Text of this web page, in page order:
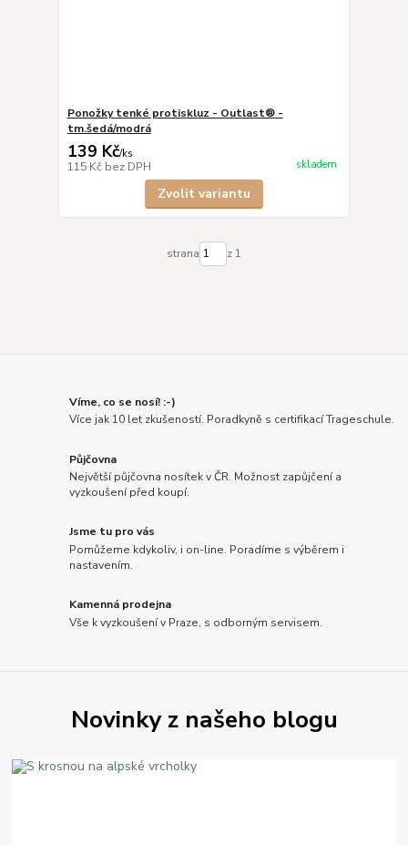
Ponožky tenké protiskluz - Outlast® -
tm.šedá/modrá
139 Kč/ks
115 Kč bez DPH skladem
Zvolit variantu
strana z 1
Víme, co se nosí! :-)
Více jak 10 let zkušeností. Poradkyně s certifikací Trageschule.
Půjčovna
Největší půjčovna nosítek v ČR. Možnost zapůjčení a
vyzkoušení před koupí.
Jsme tu pro vás
Pomůžeme kdykoliv, i on-line. Poradíme s výběrem i
nastavením.
Kamenná prodejna
Vše k vyzkoušení v Praze, s odborným servisem.
Novinky z našeho blogu